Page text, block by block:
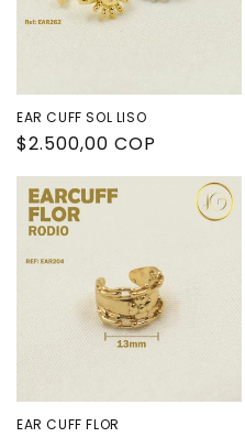
EAR CUFF SOL LISO
Precio
habitual
$2.500,00 COP
EAR CUFF FLOR